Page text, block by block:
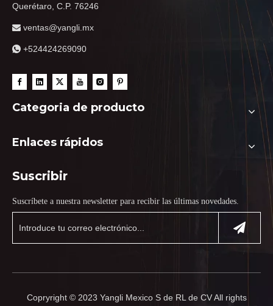
Querétaro, C.P. 76246
 ventas@yangli.mx
 +524424269090
Categoria de producto
Enlaces rápidos
Suscribir
Suscríbete a nuestra newsletter para recibir las últimas novedades.
Copryright © 2023 Yangli Mexico S de RL de CV All rights